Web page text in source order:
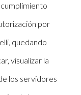
por
quedando
visualizar la
los servidores